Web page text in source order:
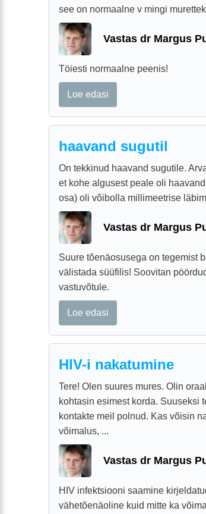
see on normaalne v mingi
Vastas dr Margus
Töiesti normaalne peenis!
Loe edasi
haavand sugutil
On tekkinud haavand sugutile.
et kohe algusest peale oli
osa) oli võibolla millimeetrise
Vastas dr Margus
Suure tõenäosusega on tegemist
välistada süüfilis! Soovitan
vastuvõtule.
Loe edasi
HIV-i nakatumine
Tere! Olen suures mures. Olin
kohtasin esimest korda. Suuseksi
kontakte meil polnud. Kas võisin
võimalus, ...
Vastas dr Margus
HIV infektsiooni saamine
vähetõenäoline kuid mitte ka